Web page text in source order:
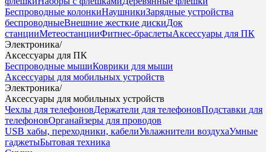
Беспроводные колонкиНаушникиЗарядные устройства
беспроводныеВнешние жесткие дискиДок
станцииМетеостанцииФитнес-браслетыАксессуары для ПК
Электроника/
Аксессуары для ПК
Беспроводные мышиКоврики для мыши
Аксессуары для мобильных устройств
Электроника/
Аксессуары для мобильных устройств
Чехлы для телефоновДержатели для телефоновПодставки для
телефоновОрганайзеры для проводов
USB хабы, переходники, кабелиУвлажнители воздухаУмные
гаджетыБытовая техника